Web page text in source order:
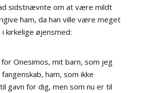
sidstnævnte om at være mildt
ham, da han ville være meget
kirkelige øjensmed:
for Onesimos, mit barn, som jeg
ham, som ikke
gavn for dig, men som nu er til